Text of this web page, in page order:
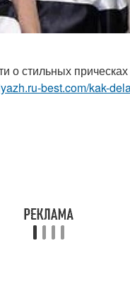
о стильных
best.com/kak-